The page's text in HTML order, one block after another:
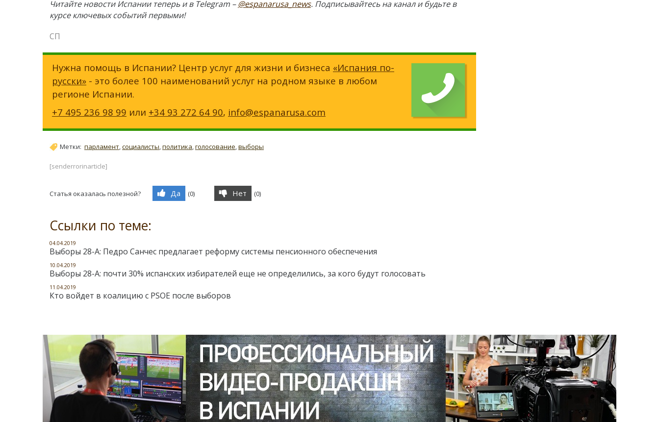
Читайте новости Испании теперь и в Telegram –@espanarusa_news. Подписывайтесь на канал и будьте в
курсе ключевых событий первыми!
СП
Нужна помощь в Испании? Центр услуг для жизни и бизнеса «Испания по-
русски» - это более 100 наименований услуг на родном языке в любом
регионе Испании.
+7 495 236 98 99 или +34 93 272 64 90, info@espanarusa.com
Метки: парламент,социалисты,политика,голосование,выборы
[senderrorinarticle]
Статья оказалась полезной? Да (0) Нет (0)
Ссылки по теме:
04.04.2019
Выборы 28-А: Педро Санчес предлагает реформу системы пенсионного обеспечения
10.04.2019
Выборы 28-А: почти 30% испанских избирателей еще не определились, за кого будут голосовать
11.04.2019
Кто войдет в коалицию с PSOE после выборов